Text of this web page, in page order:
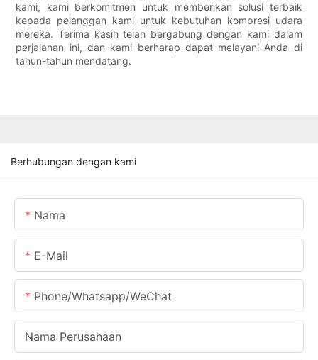
kami, kami berkomitmen untuk memberikan solusi terbaik
kepada pelanggan kami untuk kebutuhan kompresi udara
mereka. Terima kasih telah bergabung dengan kami dalam
perjalanan ini, dan kami berharap dapat melayani Anda di
tahun-tahun mendatang.
Berhubungan dengan kami
Nama
E-Mail
Phone/Whatsapp/WeChat
Nama Perusahaan